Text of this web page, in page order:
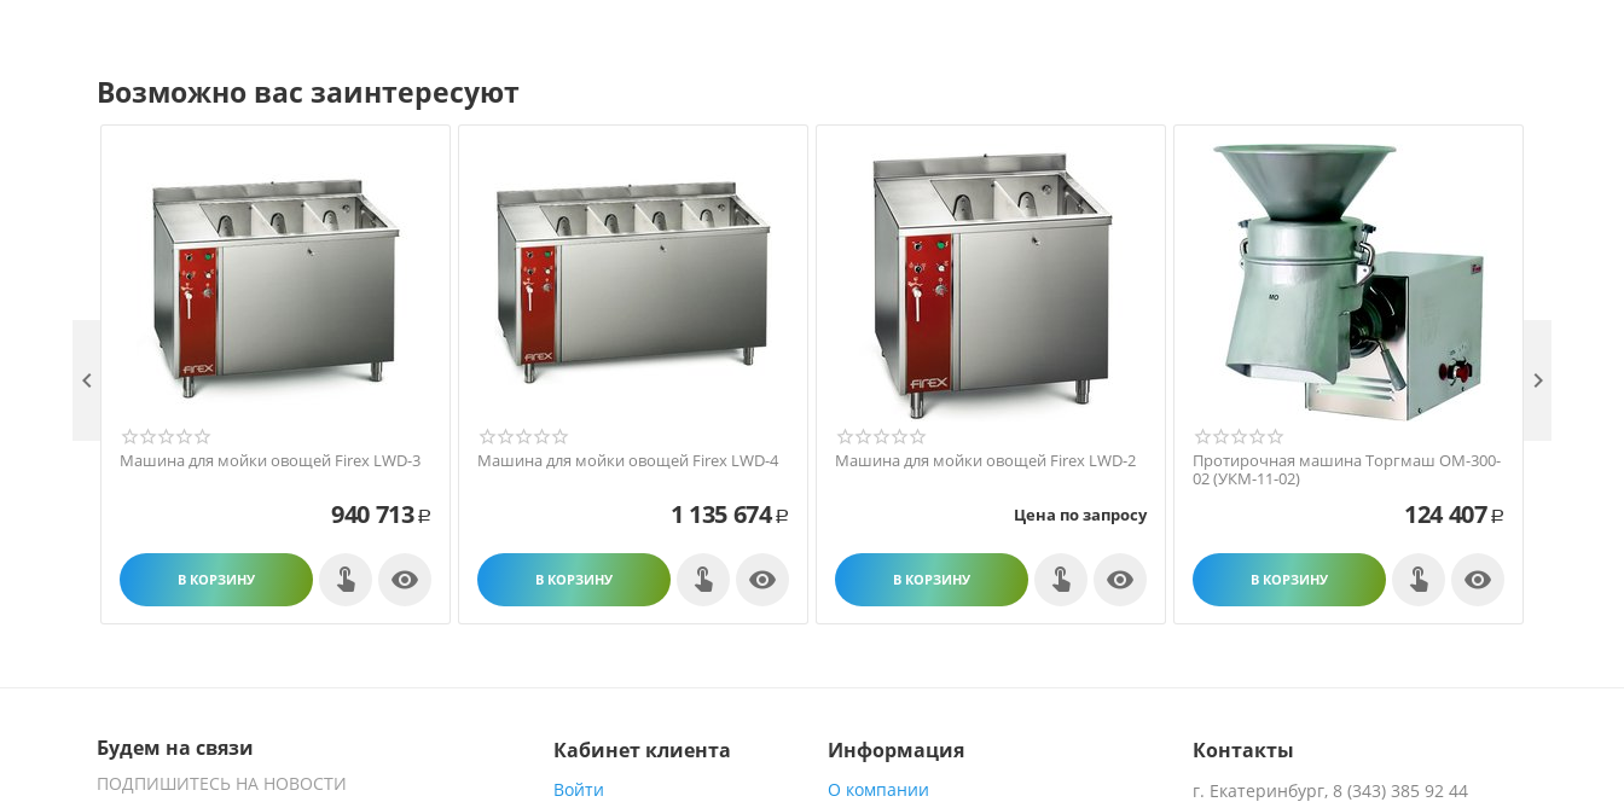
Возможно вас заинтересуют
Машина для мойки овощей Firex LWD-3
940 713 Р
В КОРЗИНУ 
Машина для мойки овощей Firex LWD-4
1 135 674 Р
В КОРЗИНУ 
Машина для мойки овощей Firex LWD-2
Цена по запросу
В КОРЗИНУ 
Протирочная машина Торгмаш ОМ-300-
02 (УКМ-11-02)
124 407 Р
В КОРЗИНУ 
 
Будем на связи
ПОДПИШИТЕСЬ НА НОВОСТИ
Кабинет клиента
Войти
Информация
О компании
Контакты
г. Екатеринбург, 8 (343) 385 92 44